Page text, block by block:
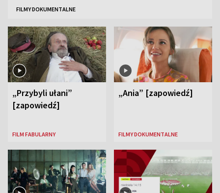
FILMY DOKUMENTALNE
„Przybyli ułani”
[zapowiedź]
FILM FABULARNY
„Ania” [zapowiedź]
FILMY DOKUMENTALNE